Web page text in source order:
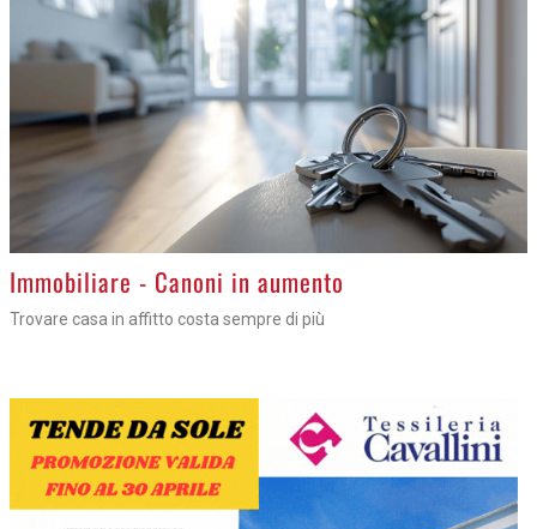
Immobiliare - Canoni in aumento
Trovare casa in affitto costa sempre di più